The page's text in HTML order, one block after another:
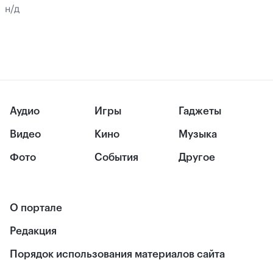
н/д
Аудио
Видео
Фото
Игры
Кино
События
Гаджеты
Музыка
Другое
О портале
Редакция
Порядок использования материалов сайта